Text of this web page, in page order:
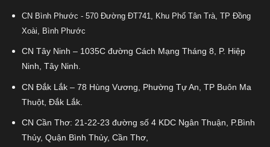
CN Bình Phước - 570 Đường ĐT741, Khu Phố Tân Trà, TP Đồng
Xoài, Bình Phước
CN Tây Ninh – 1035C đường Cách Mạng Tháng 8, P. Hiệp
Ninh, Tây Ninh.
CN Đắk Lắk – 78 Hùng Vương, Phường Tự An, TP Buôn Ma
Thuột, Đắk Lắk.
CN Cần Thơ: 21-22-23 đường số 4 KDC Ngân Thuận, P.Bình
Thủy, Quận Bình Thủy, Cần Thơ,